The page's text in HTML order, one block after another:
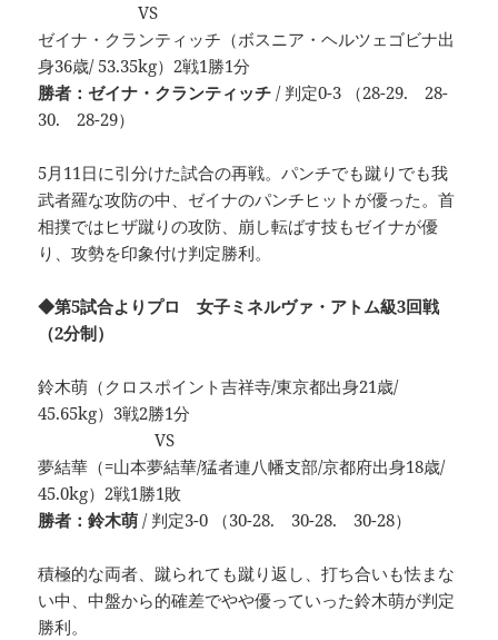
VS
ゼイナ・クランティッチ（ボスニア・ヘルツェゴビナ出
身36歳/ 53.35kg）2戦1勝1分
勝者：ゼイナ・クランティッチ / 判定0-3 （28-29. 28-
30. 28-29）
5月11日に引分けた試合の再戦。パンチでも蹴りでも我
武者羅な攻防の中、ゼイナのパンチヒットが優った。首
相撲ではヒザ蹴りの攻防、崩し転ばす技もゼイナが優
り、攻勢を印象付け判定勝利。
◆第5試合よりプロ 女子ミネルヴァ・アトム級3回戦
（2分制）
鈴木萌（クロスポイント吉祥寺/東京都出身21歳/
45.65kg）3戦2勝1分
VS
夢結華（=山本夢結華/猛者連八幡支部/京都府出身18歳/
45.0kg）2戦1勝1敗
勝者：鈴木萌 / 判定3-0 （30-28. 30-28. 30-28）
積極的な両者、蹴られても蹴り返し、打ち合いも怯まな
い中、中盤から的確差でやや優っていった鈴木萌が判定
勝利。